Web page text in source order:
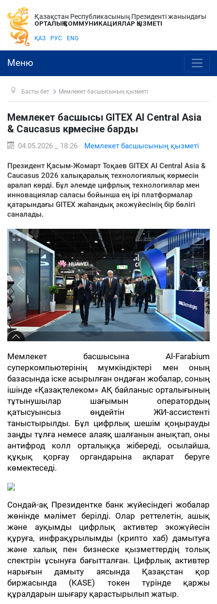
Қазақстан Республикасының Президенті жанындағы
ОРТАЛЫҚ КОММУНИКАЦИЯЛАР ҚЫЗМЕТІ
ҚАЗ РУС ENG
Меню
Басты бет Мемлекет басшысының қызметі
Мемлекет басшысы GITEX AI Central Asia
& Caucasus көрмесіне барды
04.05.2026 _ 18:26 Мемлекет басшысының қызметі
Президент Қасым-Жомарт Тоқаев GITEX AI Central Asia &
Caucasus 2026 халықаралық технологиялық көрмесін
аралап көрді. Бұл әлемде цифрлық технологиялар мен
инновациялар саласы бойынша ең ірі платформалар
қатарындағы GITEX жаһандық экожүйесінің бір бөлігі
саналады.
Мемлекет басшысына Al-Farabium
суперкомпьютерінің мүмкіндіктері мен оның
базасында іске асырылған ондаған жобалар, соның
ішінде «Қазақтелеком» АҚ байланыс орталығының
тұтынушылар шағымын оператордың
қатысуынсыз өңдейтін ЖИ-ассистенті
таныстырылды. Бұл цифрлық шешім қоңырауды
заңды тұлға немесе алаяқ шалғанын анықтап, оны
антифрод колл орталыққа жібереді, осылайша,
құқық қорғау органдарына ақпарат беруге
көмектеседі.
Сондай-ақ Президентке банк жүйесіндегі жобалар
жөнінде мәлімет берілді. Олар реттелетін, ашық
және ауқымды цифрлық активтер экожүйесін
құруға, инфрақұрылымды (крипто хаб) дамытуға
және халық пен бизнеске қызметтердің толық
спектрін ұсынуға бағытталған. Цифрлық активтер
нарығын дамыту аясында Қазақстан қор
биржасында (KASE) токен түрінде қаржы
құралдарын шығару қарастырылып жатыр.